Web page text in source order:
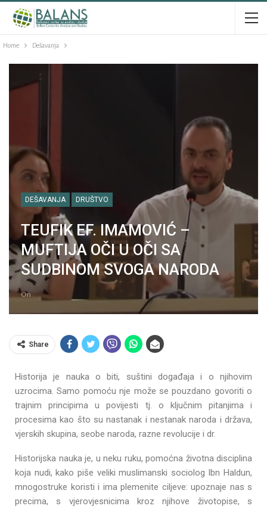
Home Dešavanja
DEŠAVANJA DRUŠTVO
TEUFIK EF. IMAMOVIĆ –
MUFTIJA OČI U OČI SA
SUDBINOM SVOGA NARODA
On
Share
Historija je nauka o biti, suštini događaja i o njihovim
uzrocima. Samo pomoću nje može se pouzdano govoriti o
trajnim principima u povijesti tj. o ključnim pitanjima i
procesima kao što su nastanak i nestanak naroda i država,
vjerskih skupina, seobe naroda, razne revolucije i dr.
Historijska nauka je, u neku ruku, pomoćna životna disciplina
koja nudi, kako piše veliki muslimanski sociolog Ibn Haldun,
mnogostruke koristi i ima plemenite ciljeve: upoznaje nas s
precima, s vjerovjesnicima kroz njihove životopise, s